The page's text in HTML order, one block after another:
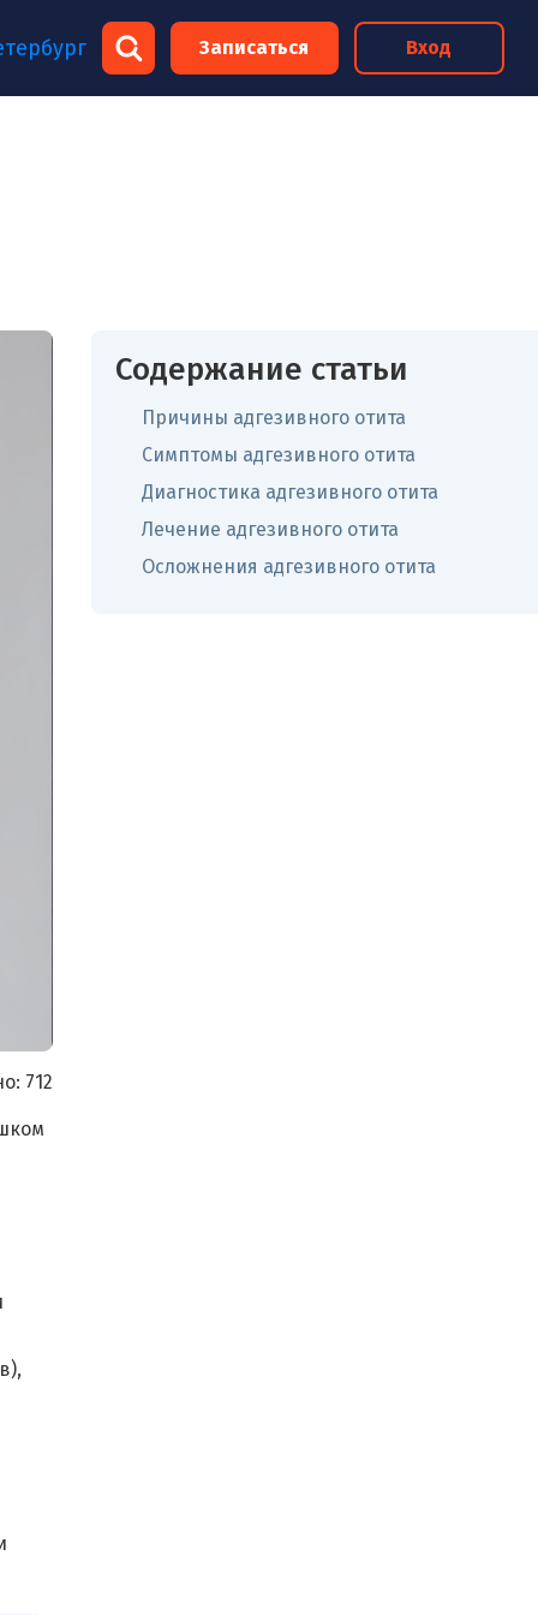
Записаться Вход
712
Содержание статьи
Причины адгезивного отита
Симптомы адгезивного отита
Диагностика адгезивного отита
Лечение адгезивного отита
Осложнения адгезивного отита
×